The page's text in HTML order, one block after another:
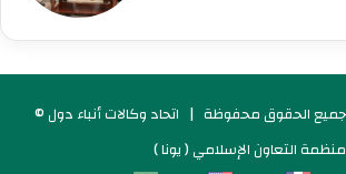
اتحاد وكالات أنباء دول
منظمة التعاون الإسلامي ( يونا )